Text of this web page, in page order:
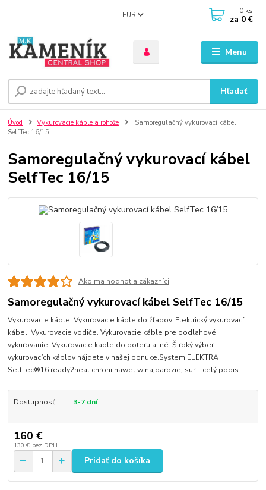
Menu
EUR
Hľadať
0 ks
za 0 €
Úvod Vykurovacie káble a rohože
Samoregulačný vykurovací kábel
SelfTec 16/15
Samoregulačný vykurovací kábel
SelfTec 16/15
Ako ma hodnotia zákazníci
Samoregulačný vykurovací kábel SelfTec 16/15
Vykurovacie káble. Vykurovacie káble do žľabov. Elektrický vykurovací
kábel. Vykurovacie vodiče. Vykurovacie káble pre podlahové
vykurovanie. Vykurovacie kable do poteru a iné. Široký výber
vykurovacích káblov nájdete v našej ponuke.System ELEKTRA
SelfTec®16 ready2heat chroni nawet w najbardziej sur... celý popis
Dostupnosť 3-7 dní
160 €
130 € bez DPH
Pridať do košíka